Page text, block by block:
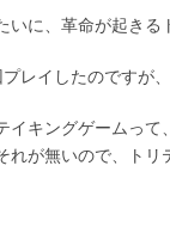
いに、革命が起きる
レイしたのですが
イキングゲームっ
れが無いので、トリ